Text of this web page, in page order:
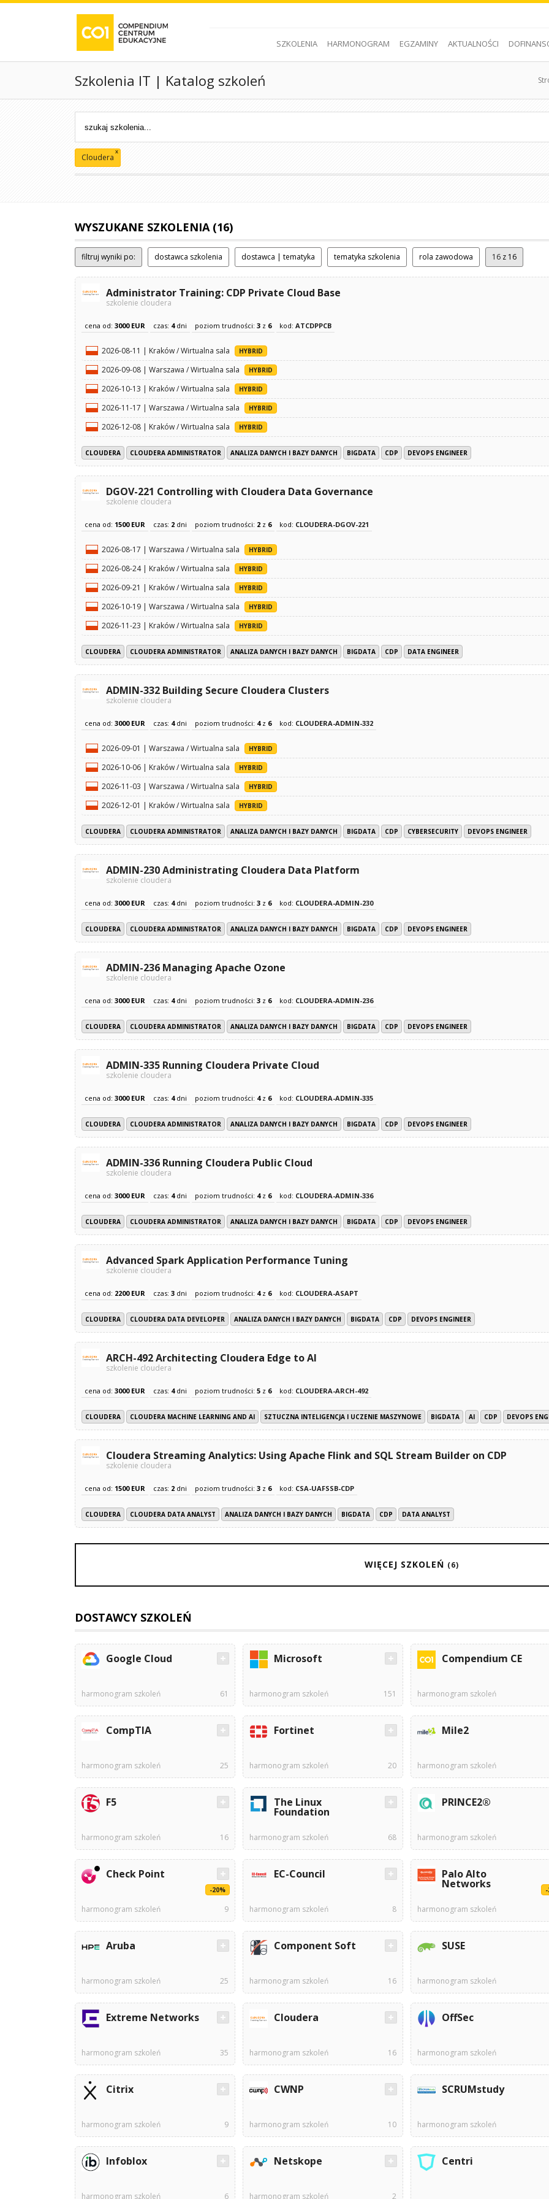
SZKOLENIA HARMONOGRAM EGZAMINY AKTUALNOŚCI
Szkolenia IT | Katalog szkoleń
Cloudera
x
WYSZUKANE SZKOLENIA (16)
filtruj wyniki po: dostawca szkolenia dostawca | tematyka tematyka szkolenia rola zawodowa 16 z 16
Administrator Training: CDP Private Cloud Base
szkolenie cloudera
cena od: 3000 EUR czas: 4dni poziom trudności: 3 z 6 kod: ATCDPPCB
2026-08-11 | Kraków / Wirtualna sala HYBRID
2026-09-08 | Warszawa / Wirtualna sala HYBRID
2026-10-13 | Kraków / Wirtualna sala HYBRID
2026-11-17 | Warszawa / Wirtualna sala HYBRID
2026-12-08 | Kraków / Wirtualna sala HYBRID
CLOUDERA CLOUDERA ADMINISTRATOR ANALIZA DANYCH I BAZY DANYCH BIGDATA CDP DEVOPS ENGINEER
DGOV-221 Controlling with Cloudera Data Governance
szkolenie cloudera
cena od: 1500 EUR czas: 2 dni poziom trudności: 2 z 6 kod: CLOUDERA-DGOV-221
2026-08-17 | Warszawa / Wirtualna sala HYBRID
2026-08-24 | Kraków / Wirtualna sala HYBRID
2026-09-21 | Kraków / Wirtualna sala HYBRID
2026-10-19 | Warszawa / Wirtualna sala HYBRID
2026-11-23 | Kraków / Wirtualna sala HYBRID
CLOUDERA CLOUDERA ADMINISTRATOR ANALIZA DANYCH I BAZY DANYCH BIGDATA CDP DATA ENGINEER
ADMIN-332 Building Secure Cloudera Clusters
szkolenie cloudera
cena od: 3000 EUR czas: 4dni poziom trudności: 4z 6 kod: CLOUDERA-ADMIN-332
2026-09-01 | Warszawa / Wirtualna sala HYBRID
2026-10-06 | Kraków / Wirtualna sala HYBRID
2026-11-03 | Warszawa / Wirtualna sala HYBRID
2026-12-01 | Kraków / Wirtualna sala HYBRID
CLOUDERA CLOUDERA ADMINISTRATOR ANALIZA DANYCH I BAZY DANYCH BIGDATA CDP CYBERSECURITY DEVOPS ENGINEER
ADMIN-230 Administrating Cloudera Data Platform
szkolenie cloudera
cena od: 3000 EUR czas: 4dni poziom trudności: 3 z 6 kod: CLOUDERA-ADMIN-230
CLOUDERA CLOUDERA ADMINISTRATOR ANALIZA DANYCH I BAZY DANYCH BIGDATA CDP DEVOPS ENGINEER
ADMIN-236 Managing Apache Ozone
szkolenie cloudera
cena od: 3000 EUR czas: 4dni poziom trudności: 3 z 6 kod: CLOUDERA-ADMIN-236
CLOUDERA CLOUDERA ADMINISTRATOR ANALIZA DANYCH I BAZY DANYCH BIGDATA CDP DEVOPS ENGINEER
ADMIN-335 Running Cloudera Private Cloud
szkolenie cloudera
cena od: 3000 EUR czas: 4dni poziom trudności: 4z 6 kod: CLOUDERA-ADMIN-335
CLOUDERA CLOUDERA ADMINISTRATOR ANALIZA DANYCH I BAZY DANYCH BIGDATA CDP DEVOPS ENGINEER
ADMIN-336 Running Cloudera Public Cloud
szkolenie cloudera
cena od: 3000 EUR czas: 4dni poziom trudności: 4z 6 kod: CLOUDERA-ADMIN-336
CLOUDERA CLOUDERA ADMINISTRATOR ANALIZA DANYCH I BAZY DANYCH BIGDATA CDP DEVOPS ENGINEER
Advanced Spark Application Performance Tuning
szkolenie cloudera
cena od: 2200 EUR czas: 3 dni poziom trudności: 4z 6 kod: CLOUDERA-ASAPT
CLOUDERA CLOUDERA DATA DEVELOPER ANALIZA DANYCH I BAZY DANYCH BIGDATA CDP DEVOPS ENGINEER
ARCH-492 Architecting Cloudera Edge to AI
szkolenie cloudera
cena od: 3000 EUR czas: 4dni poziom trudności: 5 z 6 kod: CLOUDERA-ARCH-492
CLOUDERA CLOUDERA MACHINE LEARNING AND AI SZTUCZNA INTELIGENCJA I UCZENIE MASZYNOWE BIGDATA AI CDP DEVOPS
Cloudera Streaming Analytics: Using Apache Flink and SQL Stream Builder on CDP
szkolenie cloudera
cena od: 1500 EUR czas: 2 dni poziom trudności: 3 z 6 kod: CSA-UAFSSB-CDP
CLOUDERA CLOUDERA DATA ANALYST ANALIZA DANYCH I BAZY DANYCH BIGDATA CDP DATA ANALYST
WIĘCEJ SZKOLEŃ (6)
DOSTAWCY SZKOLEŃ
Google Cloud
harmonogram szkoleń 61
Microsoft
harmonogram szkoleń 151
Compendium CE
harmonogram szkoleń
CompTIA
harmonogram szkoleń 25
Fortinet
harmonogram szkoleń 20
Mile2
harmonogram szkoleń
F5
harmonogram szkoleń 16
The Linux
Foundation
harmonogram szkoleń 68
PRINCE2®
harmonogram szkoleń
Check Point
-20%
harmonogram szkoleń 9
EC-Council
harmonogram szkoleń 8
Palo Alto
Networks
harmonogram szkoleń
Aruba
harmonogram szkoleń 25
Component Soft
harmonogram szkoleń 16
SUSE
harmonogram szkoleń
Extreme Networks
harmonogram szkoleń 35
Cloudera
harmonogram szkoleń 16
OffSec
harmonogram szkoleń
Citrix
harmonogram szkoleń 9
CWNP
harmonogram szkoleń 10
SCRUMstudy
harmonogram szkoleń
Infoblox
harmonogram szkoleń 6
Netskope
harmonogram szkoleń 2
Centri